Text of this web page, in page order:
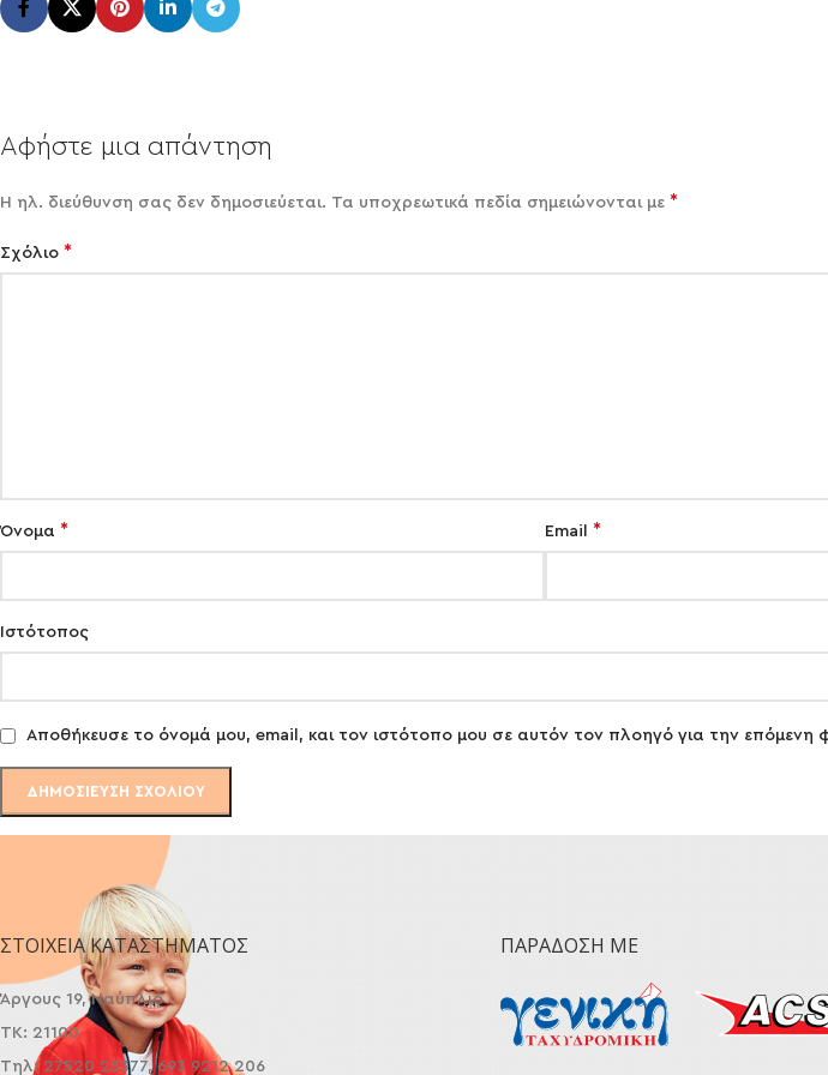
Αφήστε μια απάντηση
Η ηλ. διεύθυνση σας δεν δημοσιεύεται. Τα υποχρεωτικά πεδία σημειώνονται με *
Σχόλιο *
Όνομα * Email*
Ιστότοπος
Αποθήκευσε το όνομά μου, email, και τον ιστότοπο μου σε αυτόν τον πλοηγό για την
ΣΤΟΙΧΕΊΑ ΚΑΤΑΣΤΉΜΑΤΟΣ
Άργους 19, Ναύπλιο
ΤΚ: 21100
Τηλ: 27520 25377, 693 9212 206
ΠΑΡΆΔΟΣΗ ΜΕ